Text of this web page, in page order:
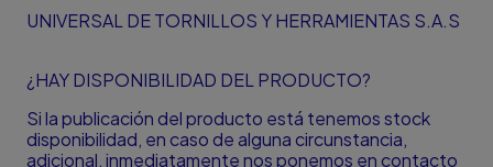
UNIVERSAL DE TORNILLOS Y HERRAMIENTAS S.A.S
¿HAY DISPONIBILIDAD DEL PRODUCTO?
Si la publicación del producto está tenemos stock
disponibilidad, en caso de alguna circunstancia,
adicional, inmediatamente nos ponemos en contacto